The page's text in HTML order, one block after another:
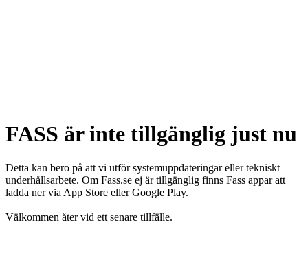
FASS är inte tillgänglig just nu
Detta kan bero på att vi utför systemuppdateringar eller tekniskt
underhållsarbete. Om Fass.se ej är tillgänglig finns Fass appar att
ladda ner via App Store eller Google Play.
Välkommen åter vid ett senare tillfälle.